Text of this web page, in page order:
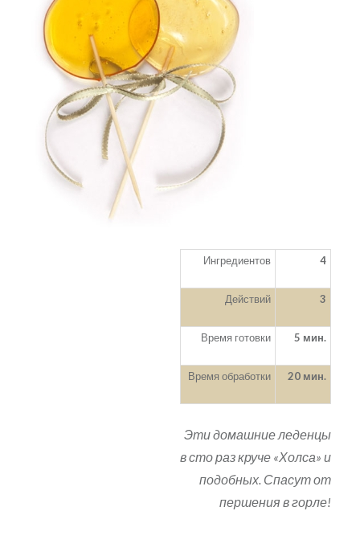
Ингредиентов 4
Действий 3
Время готовки 5 мин.
Время обработки 20 мин.
Эти домашние леденцы
в сто раз круче «Холса» и
подобных. Спасут от
першения в горле!